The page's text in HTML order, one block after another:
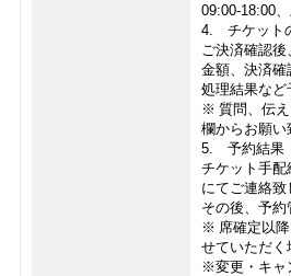
09:00-18:00
4. チケット
ご決済確認
金額、決済確
処理結果など
※ 質問、伝
欄からお願い
5. 予約結果
チケット手配
にてご連絡致
その後、予
※ 席確定以
せていただく
※変更・キャ